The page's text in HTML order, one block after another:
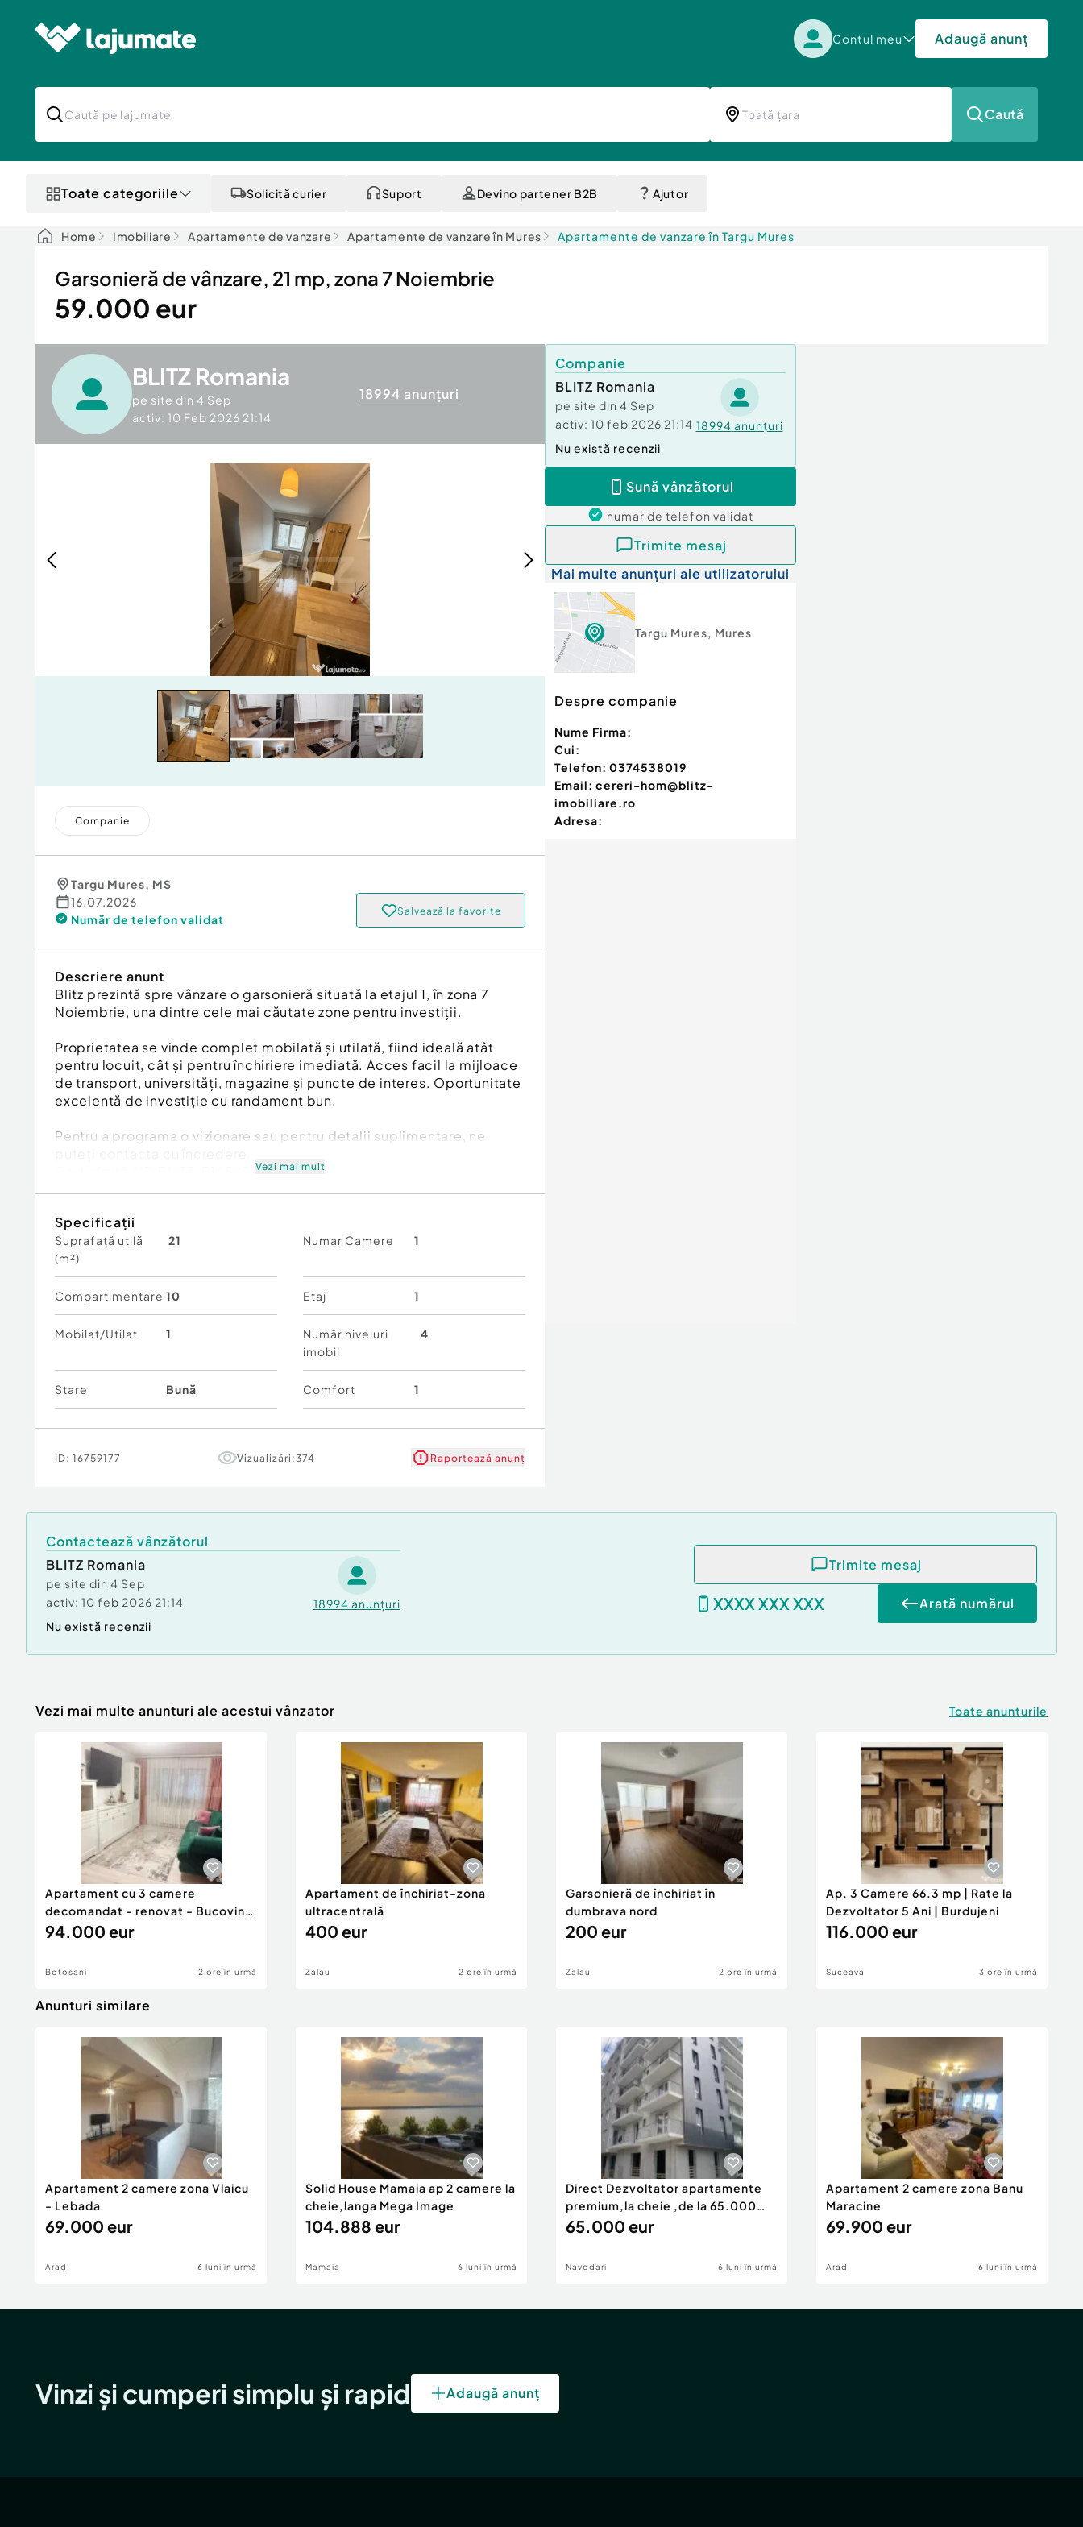
Contul meu Adaugă anunț
Caută
Toate categoriile Solicită curier Suport Devino partener B2B Ajutor
Home Imobiliare Apartamente de vanzare Apartamente de vanzare în Mures Apartamente de vanzare în Targu Mures
Garsonieră de vânzare, 21 mp, zona 7 Noiembrie
59.000 eur
BLITZ Romania
pe site din 4 Sep
activ: 10 Feb 2026 21:14
18994 anunțuri
Companie
Targu Mures, MS
16.07.2026
Număr de telefon validat
Salvează la favorite
Descriere anunt
Blitz prezintă spre vânzare o garsonieră situată la etajul 1, în zona 7
Noiembrie, una dintre cele mai căutate zone pentru investiții.
Proprietatea se vinde complet mobilată și utilată, fiind ideală atât
pentru locuit, cât și pentru închiriere imediată. Acces facil la mijloace
de transport, universități, magazine și puncte de interes. Oportunitate
excelentă de investiție cu randament bun.
Pentru a programa o vizionare sau pentru detalii suplimentare, ne
Cod ofertă / ID BLITZ: P165457
Confort:1
Tip imobil:Bloc de apartamente
Număr Băi:
Vezi mai mult
Specificații
Suprafață utilă
(m²)
21 Numar Camere 1
Compartimentare 10 Etaj 1
Mobilat/Utilat 1
Număr niveluri
imobil
4
Stare Bună Comfort 1
ID: 16759177 Vizualizări:374 Raportează anunț
Companie
BLITZ Romania
pe site din 4 Sep
activ: 10 feb 2026 21:14 18994 anunțuri
Nu există recenzii
Sună vânzătorul
numar de telefon validat
Trimite mesaj
Mai multe anunțuri ale utilizatorului
Targu Mures, Mures
Despre companie
Nume Firma:
Cui:
Telefon: 0374538019
Email: cereri-hom@blitz-
imobiliare.ro
Adresa:
Contactează vânzătorul
BLITZ Romania
pe site din 4 Sep
activ: 10 feb 2026 21:14 18994 anunțuri
Nu există recenzii
Trimite mesaj
XXXX XXX XXX Arată numărul
Vezi mai multe anunturi ale acestui vânzator Toate anunturile
Apartament cu 3 camere
decomandat - renovat - Bucovina
- Par
94.000 eur
Botosani 2 ore în urmă
Apartament de închiriat-zona
ultracentrală
400 eur
Zalau 2 ore în urmă
Garsonieră de închiriat în
dumbrava nord
200 eur
Zalau 2 ore în urmă
Ap. 3 Camere 66.3 mp | Rate la
Dezvoltator 5 Ani | Burdujeni
116.000 eur
Suceava 3 ore în urmă
Anunturi similare
Apartament 2 camere zona Vlaicu
- Lebada
69.000 eur
Arad 6 luni în urmă
Solid House Mamaia ap 2 camere la
cheie,langa Mega Image
104.888 eur
Mamaia 6 luni în urmă
Direct Dezvoltator apartamente
premium,la cheie ,de la 65.000
eur
65.000 eur
Navodari 6 luni în urmă
Apartament 2 camere zona Banu
Maracine
69.900 eur
Arad 6 luni în urmă
Vinzi și cumperi simplu și rapid Adaugă anunț